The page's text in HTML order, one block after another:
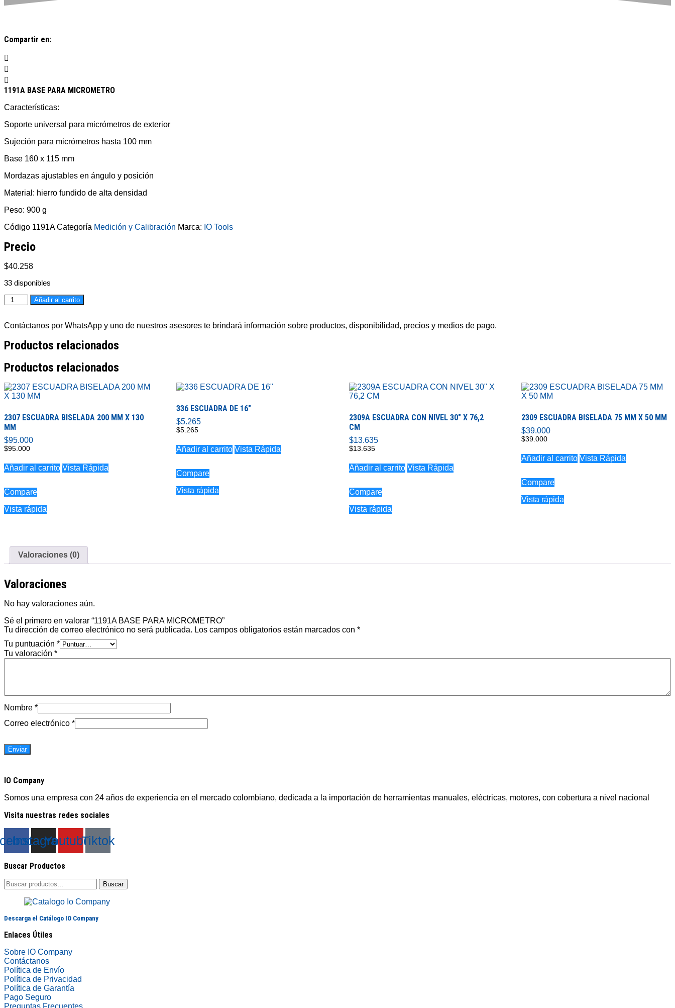
Compartir en:
1191A BASE PARA MICROMETRO
Características:
Soporte universal para micrómetros de exterior
Sujeción para micrómetros hasta 100 mm
Base 160 x 115 mm
Mordazas ajustables en ángulo y posición
Material: hierro fundido de alta densidad
Peso: 900 g
Código 1191ACategoría Medición y Calibración Marca: IO Tools
Precio
$40.258
33 disponibles
1191A
BASE
MICROMETRO
Añadir al carrito
Contáctanos por WhatsApp y uno de nuestros asesores te brindará información sobre productos, disponibilidad, precios y medios de pago.
Productos relacionados
Productos relacionados
2307 ESCUADRA BISELADA 200 MM X 130
MM
$95.000
$95.000
Añadir al carrito Vista Rápida
Compare
Vista rápida
336 ESCUADRA DE 16″
$5.265
$5.265
Añadir al carrito Vista Rápida
Compare
Vista rápida
2309A ESCUADRA CON NIVEL 30″ X 76,2
CM
$13.635
$13.635
Añadir al carrito Vista Rápida
Compare
Vista rápida
2309 ESCUADRA BISELADA 75 MM X 50 MM
$39.000
$39.000
Añadir al carrito Vista Rápida
Compare
Vista rápida
Valoraciones (0)
Valoraciones
No hay valoraciones aún.
Sé el primero en valorar “1191A BASE PARA MICROMETRO”
Tu dirección de correo electrónico no será publicada. Los campos obligatorios están marcados con *
Tu puntuación *
Tu valoración *
Nombre *
Correo electrónico *
IO Company
Somos una empresa con 24 años de experiencia en el mercado colombiano, dedicada a la importación de herramientas manuales, eléctricas, motores, con cobertura a nivel nacional
Visita nuestras redes sociales
InstagramYoutubeTiktok
Buscar Productos
Buscar
por:
Buscar
Descarga el Catálogo IO Company
Enlaces Útiles
Sobre IO Company
Contáctanos
Política de Envío
Política de Privacidad
Política de Garantía
Pago Seguro
Preguntas Frecuentes